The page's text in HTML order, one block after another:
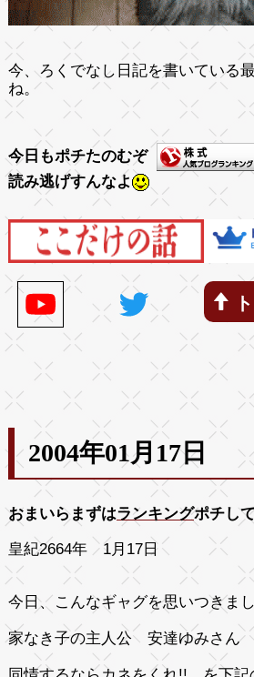
今、ろくでなし日記を書いている
ね。
今日もポチたのむぞ
読み逃げすんなよ
2004年01月17日
おまいらまずはランキングポチし
皇紀2664年 1月17日
今日、こんなギャグを思いつきま
家なき子の主人公 安達ゆみさん